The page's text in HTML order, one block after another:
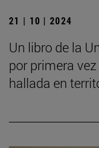
21 | 10 | 2024
Un libro de la
por primera
hallada en